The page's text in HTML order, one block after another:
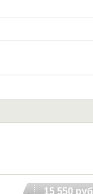
15 550 руб